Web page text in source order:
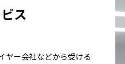
ス
ヤー会社などから受ける